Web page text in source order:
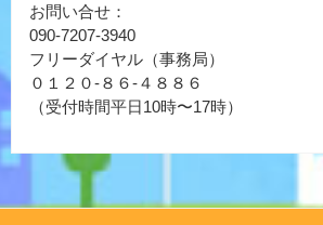
お問い合せ：
090-7207-3940
フリーダイヤル（事務局）
０１２０-８６-４８８６
（受付時間平日10時〜17時）